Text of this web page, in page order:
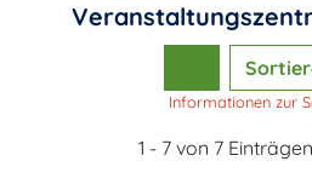
Informationen zur
1 - 7 von 7